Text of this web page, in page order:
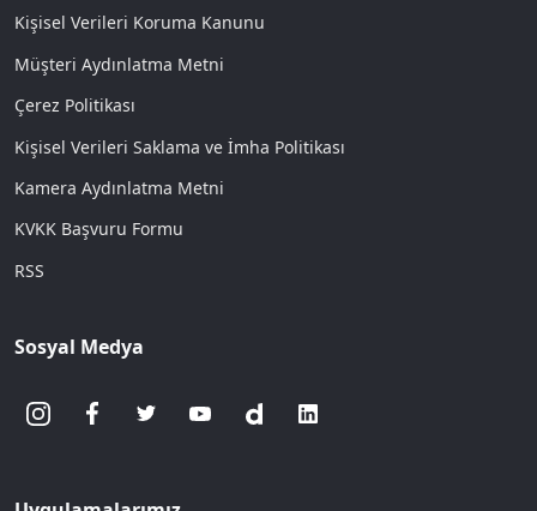
Kişisel Verileri Koruma Kanunu
Müşteri Aydınlatma Metni
Çerez Politikası
Kişisel Verileri Saklama ve İmha Politikası
Kamera Aydınlatma Metni
KVKK Başvuru Formu
RSS
Sosyal Medya